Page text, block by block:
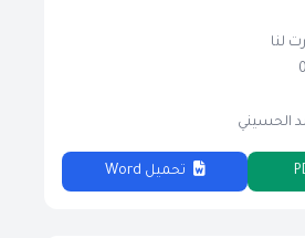
لنا
الحسيني
تحميل Word